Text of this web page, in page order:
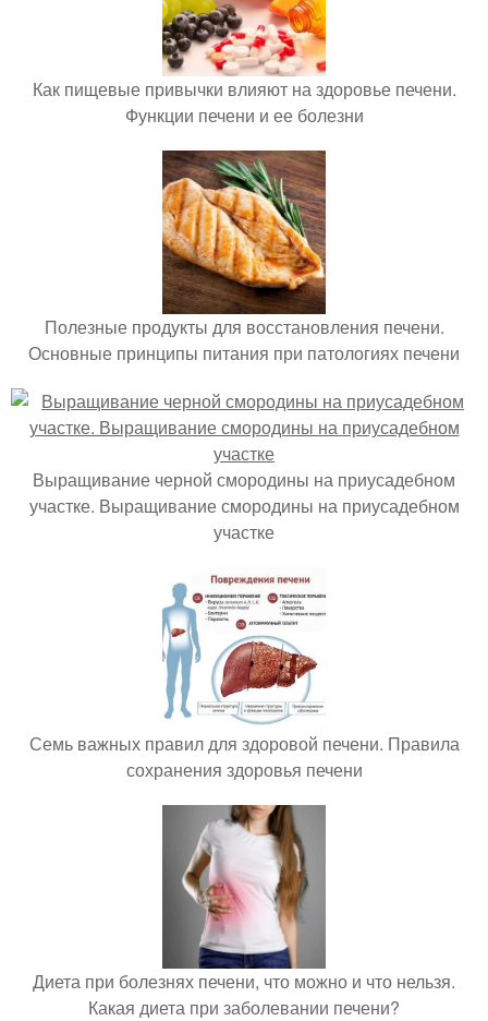
Как пищевые привычки влияют на здоровье печени.
Функции печени и ее болезни
Полезные продукты для восстановления печени.
Основные принципы питания при патологиях печени
Выращивание черной смородины на приусадебном
участке. Выращивание смородины на приусадебном
участке
Семь важных правил для здоровой печени. Правила
сохранения здоровья печени
Диета при болезнях печени, что можно и что нельзя.
Какая диета при заболевании печени?